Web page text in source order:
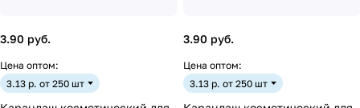
3.90 руб.
Цена оптом:
3.13 р. от 250 шт
3.90 руб.
Цена оптом:
3.13 р. от 250 шт